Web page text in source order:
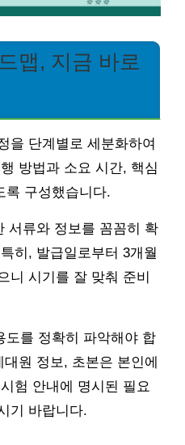
맵, 지금 바로
을 단계별로 세분화하여
방법과 소요 시간, 핵심
록 구성했습니다.
서류와 정보를 꼼꼼히 확
히, 발급일로부터 3개월
니 시기를 잘 맞춰 준비
도를 정확히 파악해야 합
원 정보, 초본은 본인에
험 안내에 명시된 필요
기 바랍니다.